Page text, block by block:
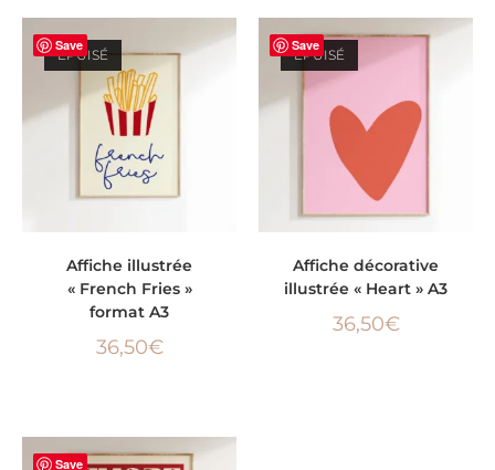
Save
ÉPUISÉ
Affiche illustrée
« French Fries »
format A3
36,50€
Save
ÉPUISÉ
Affiche décorative
illustrée « Heart » A3
36,50€
Save